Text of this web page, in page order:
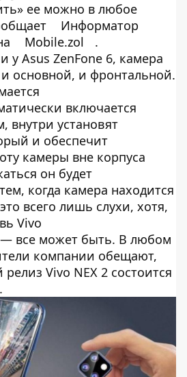
ее можно в любое
Информатор
Mobile.zol
.
у Asus ZenFone 6, камера
основной, и фронтальной.
включается
внутри установят
и обеспечит
камеры вне корпуса
он будет
когда камера находится
всего лишь слухи, хотя,
Vivo
— все может быть. В любом
компании обещают,
Vivo NEX 2 состоится